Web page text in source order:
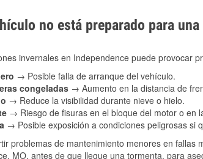
no está preparado para
invernales en Independence puede provocar
→ Posible falla de arranque del vehículo.
congeladas → Aumento en la distancia de
→ Reduce la visibilidad durante nieve o hielo.
→ Riesgo de fisuras en el bloque del motor o en
→ Posible exposición a condiciones peligrosas si
problemas de mantenimiento menores en
MO, antes de que llegue una tormenta, para